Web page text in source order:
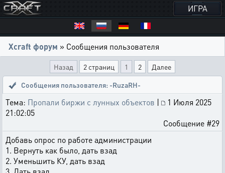
ИГРА
Xcraft форум » Сообщения пользователя
Назад 2 страниц 1 2
Далее
Сообщения пользователя: -RuzaRH-
Тема: Пропали биржи с лунных объектов |
1 Июля 2025
21:02:05
Сообщение #29
Добавь опрос по работе администрации
1. Вернуть как было, дать взад
2. Уменьшить КУ, дать взад